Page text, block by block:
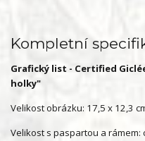
Kompletní
Grafický list - Certified
holky"
Velikost obrázku: 17,5 x 12,3
Velikost s paspartou a rámem: